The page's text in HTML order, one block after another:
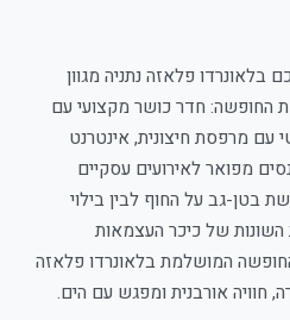
בלאונרדו פלאזה נתניה מגוון
החופשה: חדר כושר מקצועי עם
עם מרפסת חיצונית, אינטרנט
מפואר לאירועים עסקיים
בטן-גב על החוף לבין בילוי
של כיכר העצמאות
המושלמת בלאונרדו פלאזה
חוויה אורבנית ומפגש עם הים.